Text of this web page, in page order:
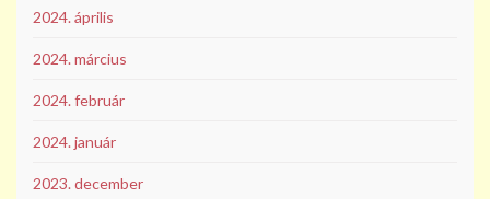
2024. április
2024. március
2024. február
2024. január
2023. december